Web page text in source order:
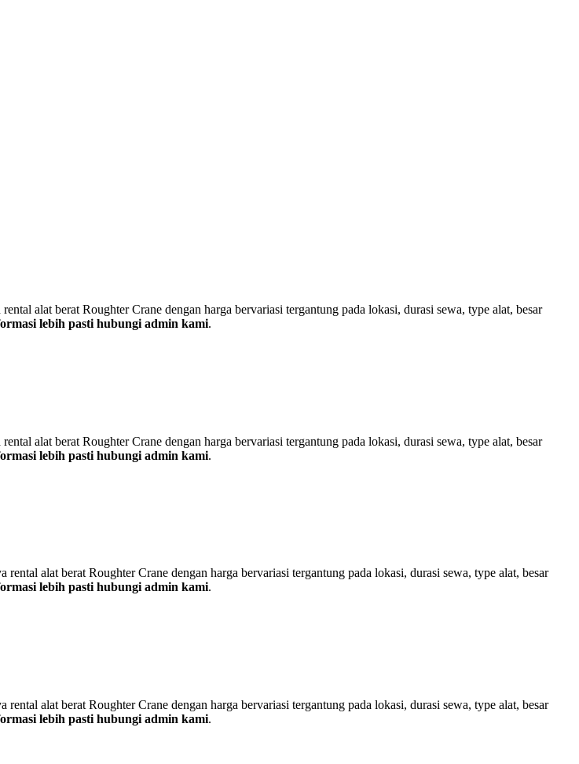
alat berat Roughter Crane dengan harga bervariasi tergantung pada lokasi, durasi sewa, type alat, besar
lebih pasti hubungi admin kami.
alat berat Roughter Crane dengan harga bervariasi tergantung pada lokasi, durasi sewa, type alat, besar
lebih pasti hubungi admin kami.
alat berat Roughter Crane dengan harga bervariasi tergantung pada lokasi, durasi sewa, type alat, besar
lebih pasti hubungi admin kami.
alat berat Roughter Crane dengan harga bervariasi tergantung pada lokasi, durasi sewa, type alat, besar
lebih pasti hubungi admin kami.